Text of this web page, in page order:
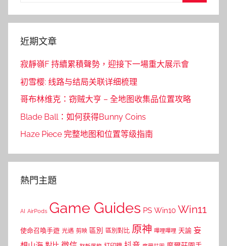
近期文章
寂靜嶺F 持續累積聲勢，迎接下一場重大展示會
初雪樱: 线路与结局关联详细梳理
哥布林维克：窃贼大亨 – 全地图收集品位置攻略
Blade Ball：如何获得Bunny Coins
Haze Piece 完整地图和位置等级指南
熱門主題
AI AirPods Game Guides PS Win10 Win11
使命召喚手遊 光遇 剪映 區別 區別對比 原神 嗶哩嗶哩 天諭 妄